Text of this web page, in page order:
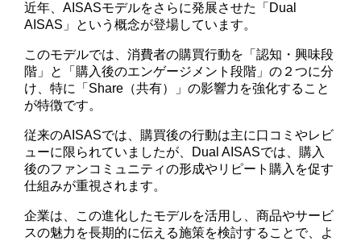
近年、AISASモデルをさらに発展させた「Dual
AISAS」という概念が登場しています。
このモデルでは、消費者の購買行動を「認知・興味段
階」と「購入後のエンゲージメント段階」の２つに分
け、特に「Share（共有）」の影響力を強化すること
が特徴です。
従来のAISASでは、購買後の行動は主に口コミやレビ
ューに限られていましたが、Dual AISASでは、購入
後のファンコミュニティの形成やリピート購入を促す
仕組みが重視されます。
企業は、この進化したモデルを活用し、商品やサービ
スの魅力を長期的に伝える施策を検討することで、よ